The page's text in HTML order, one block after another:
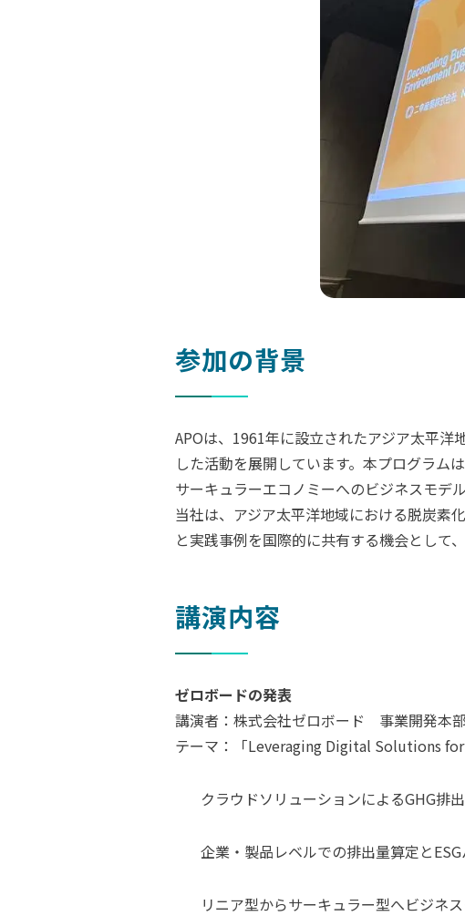
参加の背景
APOは、1961年に設立されたアジア太平
した活動を展開しています。本プログラム
サーキュラーエコノミーへのビジネスモデ
当社は、アジア太平洋地域における脱炭素
と実践事例を国際的に共有する機会として
講演内容
ゼロボードの発表
講演者：株式会社ゼロボード 事業開発本
テーマ：「Leveraging Digital Solutions
クラウドソリューションによるGHG排
企業・製品レベルでの排出量算定と
リニア型からサーキュラー型へビジネ